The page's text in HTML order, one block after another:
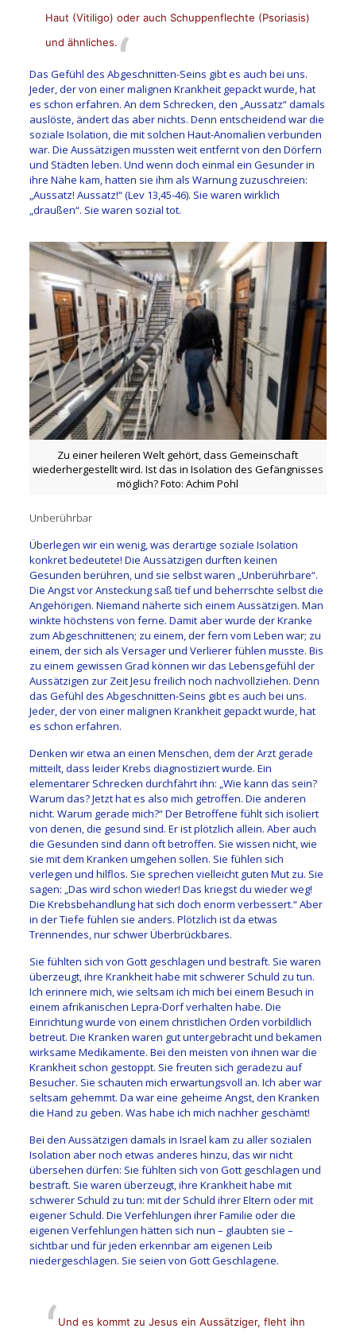
Haut (Vitiligo) oder auch Schuppenflechte (Psoriasis)
und ähnliches.
Das Gefühl des Abgeschnitten-Seins gibt es auch bei uns.
Jeder, der von einer malignen Krankheit gepackt wurde, hat
es schon erfahren. An dem Schrecken, den „Aussatz“ damals
auslöste, ändert das aber nichts. Denn entscheidend war die
soziale Isolation, die mit solchen Haut-Anomalien verbunden
war. Die Aussätzigen mussten weit entfernt von den Dörfern
und Städten leben. Und wenn doch einmal ein Gesunder in
ihre Nähe kam, hatten sie ihm als Warnung zuzuschreien:
„Aussatz! Aussatz!“ (Lev 13,45-46). Sie waren wirklich
„draußen“. Sie waren sozial tot.
Zu einer heileren Welt gehört, dass Gemeinschaft
wiederhergestellt wird. Ist das in Isolation des Gefängnisses
möglich? Foto: Achim Pohl
Unberührbar
Überlegen wir ein wenig, was derartige soziale Isolation
konkret bedeutete! Die Aussätzigen durften keinen
Gesunden berühren, und sie selbst waren „Unberührbare“.
Die Angst vor Ansteckung saß tief und beherrschte selbst die
Angehörigen. Niemand näherte sich einem Aussätzigen. Man
winkte höchstens von ferne. Damit aber wurde der Kranke
zum Abgeschnittenen; zu einem, der fern vom Leben war; zu
einem, der sich als Versager und Verlierer fühlen musste. Bis
zu einem gewissen Grad können wir das Lebensgefühl der
Aussätzigen zur Zeit Jesu freilich noch nachvollziehen. Denn
das Gefühl des Abgeschnitten-Seins gibt es auch bei uns.
Jeder, der von einer malignen Krankheit gepackt wurde, hat
es schon erfahren.
Denken wir etwa an einen Menschen, dem der Arzt gerade
mitteilt, dass leider Krebs diagnostiziert wurde. Ein
elementarer Schrecken durchfährt ihn: „Wie kann das sein?
Warum das? Jetzt hat es also mich getroffen. Die anderen
nicht. Warum gerade mich?“ Der Betroffene fühlt sich isoliert
von denen, die gesund sind. Er ist plötzlich allein. Aber auch
die Gesunden sind dann oft betroffen. Sie wissen nicht, wie
sie mit dem Kranken umgehen sollen. Sie fühlen sich
verlegen und hilflos. Sie sprechen vielleicht guten Mut zu. Sie
sagen: „Das wird schon wieder! Das kriegst du wieder weg!
Die Krebsbehandlung hat sich doch enorm verbessert.“ Aber
in der Tiefe fühlen sie anders. Plötzlich ist da etwas
Trennendes, nur schwer Überbrückbares.
Sie fühlten sich von Gott geschlagen und bestraft. Sie waren
überzeugt, ihre Krankheit habe mit schwerer Schuld zu tun.
Ich erinnere mich, wie seltsam ich mich bei einem Besuch in
einem afrikanischen Lepra-Dorf verhalten habe. Die
Einrichtung wurde von einem christlichen Orden vorbildlich
betreut. Die Kranken waren gut untergebracht und bekamen
wirksame Medikamente. Bei den meisten von ihnen war die
Krankheit schon gestoppt. Sie freuten sich geradezu auf
Besucher. Sie schauten mich erwartungsvoll an. Ich aber war
seltsam gehemmt. Da war eine geheime Angst, den Kranken
die Hand zu geben. Was habe ich mich nachher geschämt!
Bei den Aussätzigen damals in Israel kam zu aller sozialen
Isolation aber noch etwas anderes hinzu, das wir nicht
übersehen dürfen: Sie fühlten sich von Gott geschlagen und
bestraft. Sie waren überzeugt, ihre Krankheit habe mit
schwerer Schuld zu tun: mit der Schuld ihrer Eltern oder mit
eigener Schuld. Die Verfehlungen ihrer Familie oder die
eigenen Verfehlungen hätten sich nun – glaubten sie –
sichtbar und für jeden erkennbar am eigenen Leib
niedergeschlagen. Sie seien von Gott Geschlagene.
Und es kommt zu Jesus ein Aussätziger, fleht ihn